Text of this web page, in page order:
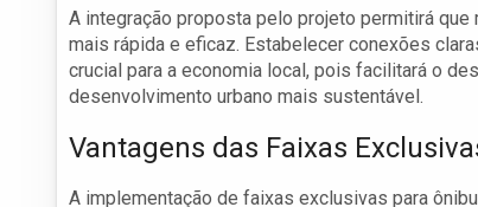
A integração proposta pelo projeto permitirá
mais rápida e eficaz. Estabelecer conexões
crucial para a economia local, pois facilitará o
desenvolvimento urbano mais sustentável.
Vantagens das Faixas
A implementação de faixas exclusivas para